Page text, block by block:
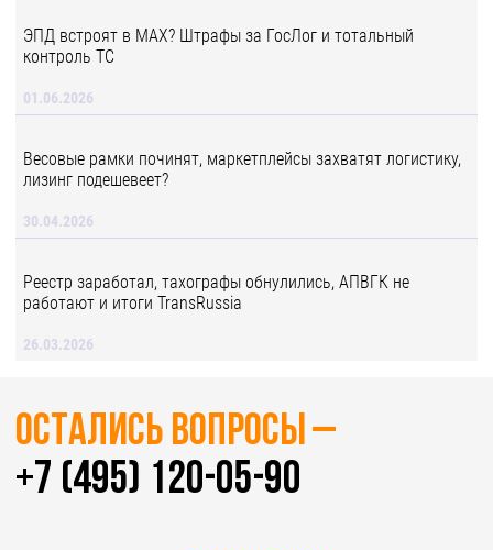
ЭПД встроят в MAX? Штрафы за ГосЛог и тотальный
контроль ТС
01.06.2026
Весовые рамки починят, маркетплейсы захватят логистику,
лизинг подешевеет?
30.04.2026
Реестр заработал, тахографы обнулились, АПВГК не
работают и итоги TransRussia
26.03.2026
Остались вопросы –
+7 (495) 120-05-90